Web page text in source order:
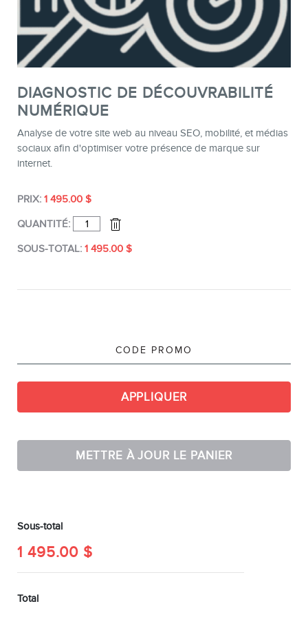
CONTACT
INFOLETTRE
EN
DIAGNOSTIC DE DÉCOUVRABILITÉ
NUMÉRIQUE
Analyse de votre site web au niveau SEO, mobilité, et médias
sociaux afin d'optimiser votre présence de marque sur
internet.
1 495.00 $
QUANTITÉ
DE
DIAGNOSTIC
1 495.00 $
APPLIQUER
METTRE À JOUR LE PANIER
Sous-total
1 495.00 $
Total